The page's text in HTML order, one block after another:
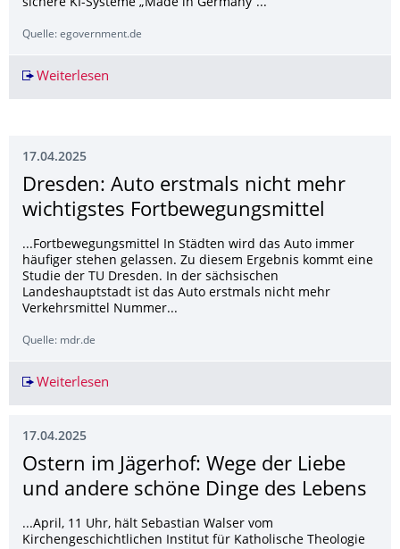
sichere KI-Systeme „Made in Germany“...
Quelle: egovernment.de
Weiterlesen
17.04.2025
Dresden: Auto erstmals nicht mehr
wichtigstes Fortbewegungsmit­tel
...Fortbewegungsmittel In Städten wird das Auto immer
häufiger stehen gelassen. Zu diesem Ergebnis kommt eine
Studie der TU Dresden. In der sächsischen
Landeshauptstadt ist das Auto erstmals nicht mehr
Verkehrsmittel Nummer...
Quelle: mdr.de
Weiterlesen
17.04.2025
Ostern im Jägerhof: Wege der Liebe
und andere schöne Dinge des Lebens
...April, 11 Uhr, hält Sebastian Walser vom
Kirchengeschichtlichen Institut für Katholische Theologie